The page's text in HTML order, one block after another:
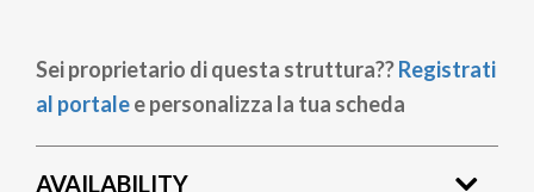
Sei proprietario di questa struttura??Registrati
al portalee personalizza la tua scheda
AVAILABILITY